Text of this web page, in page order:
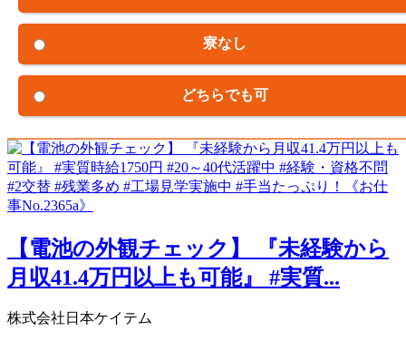
寮なし
どちらでも可
【電池の外観チェック】 『未経験から
月収41.4万円以上も可能』 #実質...
株式会社日本ケイテム